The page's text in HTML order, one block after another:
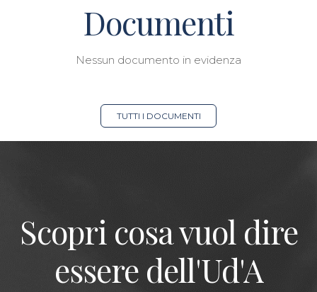
Documenti
Nessun documento in evidenza
TUTTI I DOCUMENTI
Scopri cosa vuol dire
essere dell'Ud'A